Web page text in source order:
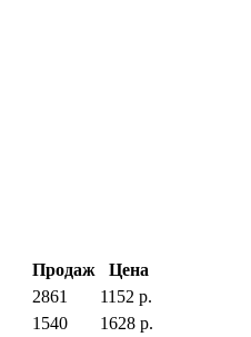
Продаж
Цена
2861
1152 р.
1540
1628 р.